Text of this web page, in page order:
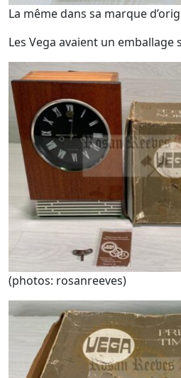
La même dans sa marque
Les Vega avaient un emballage
(photos: rosanreeves)